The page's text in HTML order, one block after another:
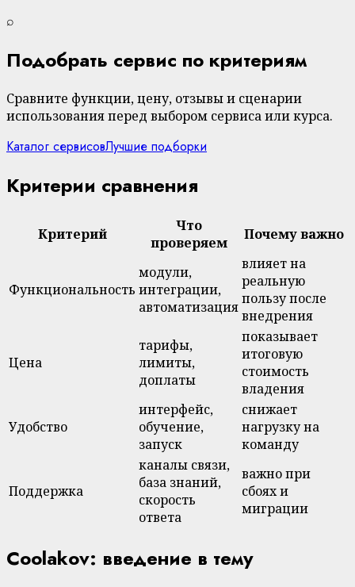
⌕
Подобрать сервис по критериям
Сравните функции, цену, отзывы и сценарии
использования перед выбором сервиса или курса.
Каталог сервисовЛучшие подборки
Критерии сравнения
Критерий
Что
проверяем
Почему важно
Функциональность
модули,
интеграции,
автоматизация
влияет на
реальную
пользу после
внедрения
Цена
тарифы,
лимиты,
доплаты
показывает
итоговую
стоимость
владения
Удобство
интерфейс,
обучение,
запуск
снижает
нагрузку на
команду
Поддержка
каналы связи,
база знаний,
скорость
ответа
важно при
сбоях и
миграции
Coolakov: введение в тему